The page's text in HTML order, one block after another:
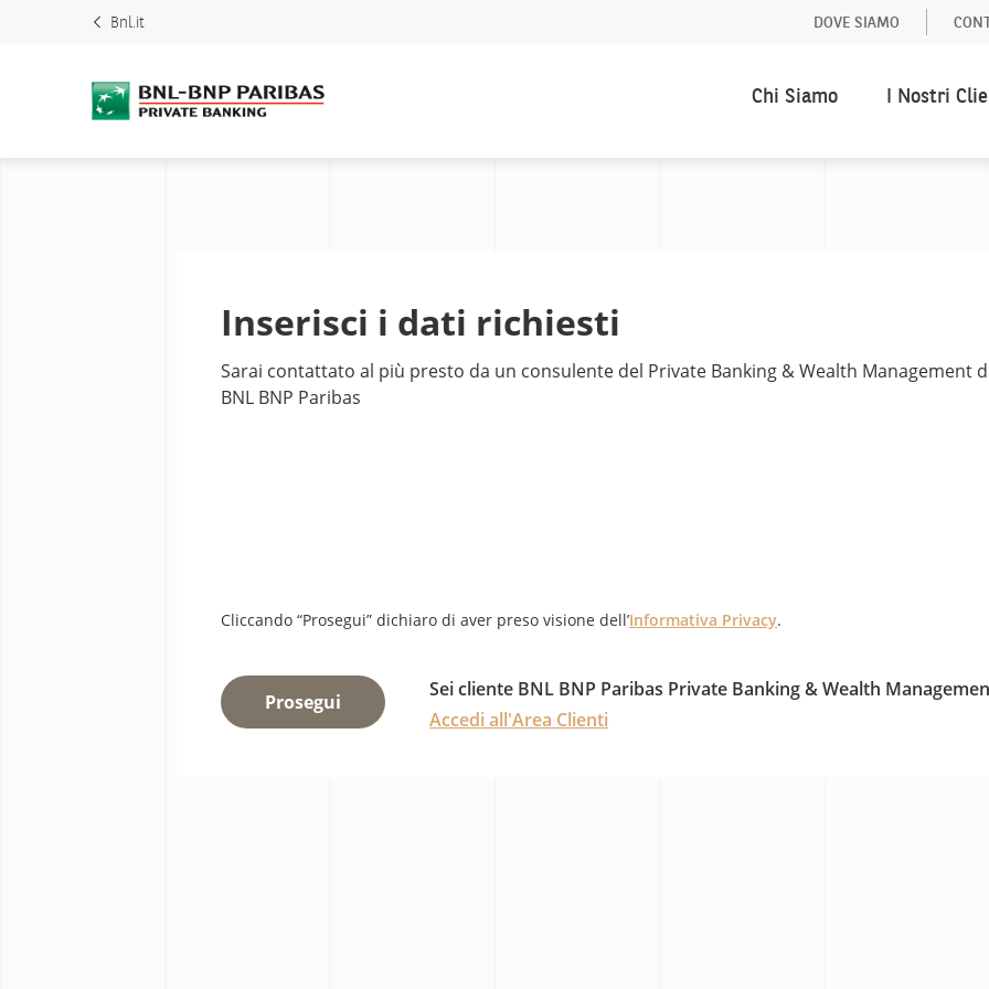
Bnl.it DOVE SIAMO
Chi Siamo I Nostri
Inserisci i dati richiesti
Sarai contattato al più presto da un consulente del Private Banking & Wealth Management
BNL BNP Paribas
Cliccando “Prosegui” dichiaro di aver preso visione dell’Informativa Privacy.
Prosegui
Sei cliente BNL BNP Paribas Private Banking & Wealth
Accedi all'Area Clienti